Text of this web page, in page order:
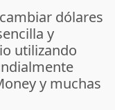
dólares
y
utilizando
y muchas